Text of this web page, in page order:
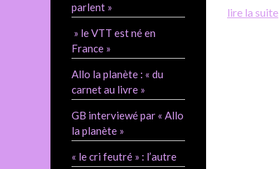
lire la suite
parlent »
» le VTT est né en
France »
Allo la planète : « du
carnet au livre »
GB interviewé par « Allo
la planète »
« le cri feutré » : l’autre